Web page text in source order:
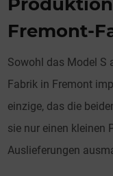
Fremont-
Sowohl das Model S
Fabrik in Fremont
einzige, das die
sie nur einen kleinen
Auslieferungen